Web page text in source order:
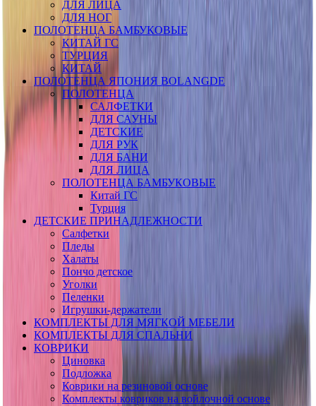
ДЛЯ ЛИЦА
ДЛЯ НОГ
ПОЛОТЕНЦА БАМБУКОВЫЕ
КИТАЙ ГС
ТУРЦИЯ
КИТАЙ
ПОЛОТЕНЦА ЯПОНИЯ BOLANGDE
ПОЛОТЕНЦА
САЛФЕТКИ
ДЛЯ САУНЫ
ДЕТСКИЕ
ДЛЯ РУК
ДЛЯ БАНИ
ДЛЯ ЛИЦА
ПОЛОТЕНЦА БАМБУКОВЫЕ
Китай ГС
Турция
ДЕТСКИЕ ПРИНАДЛЕЖНОСТИ
Салфетки
Пледы
Халаты
Пончо детское
Уголки
Пеленки
Игрушки-держатели
КОМПЛЕКТЫ ДЛЯ МЯГКОЙ МЕБЕЛИ
КОМПЛЕКТЫ ДЛЯ СПАЛЬНИ
КОВРИКИ
Циновка
Подложка
Коврики на резиновой основе
Комплекты ковриков на войлочной основе